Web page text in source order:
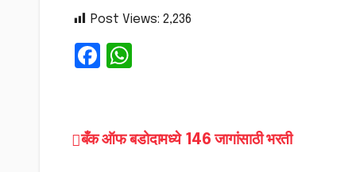
Post Views: 2,236
F
e ts
Post
बँक ऑफ बडोदामध्ये 146 जागांसाठी भरती